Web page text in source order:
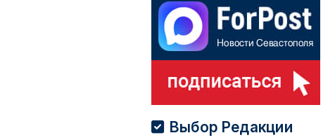
Выбор Редакции